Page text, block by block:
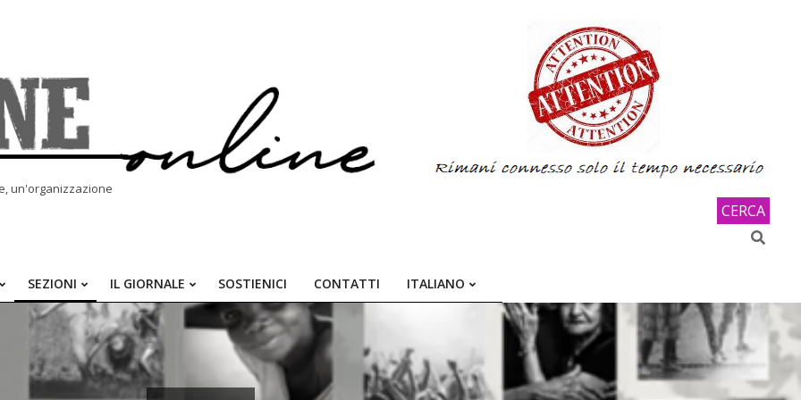
un'organizzazione
CERCA
Search
Primary
Navigation
Menu
SEZIONI IL GIORNALE SOSTIENICI CONTATTI ITALIANO